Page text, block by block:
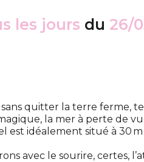
les jours du 26/
quitter la terre ferme,
la mer à perte de
est idéalement situé à 30
avec le sourire, certes,